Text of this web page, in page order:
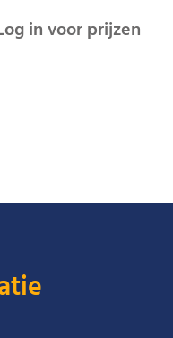
in voor prijzen